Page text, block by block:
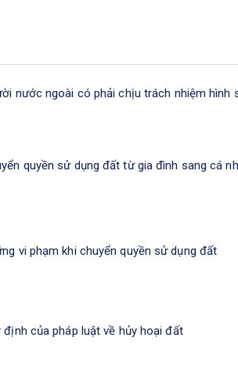
nước ngoài có phải chịu trách nhiệm hình
quyền sử dụng đất từ gia đình sang cá
vi phạm khi chuyển quyền sử dụng đất
định của pháp luật về hủy hoại đất